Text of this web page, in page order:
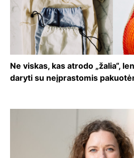
Ne viskas, kas atrodo „žalia“,
daryti su neįprastomis